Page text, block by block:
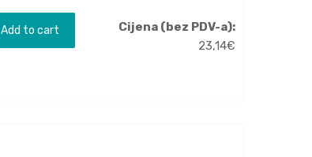
Add to cart
Cijena (bez PDV-a):
23,14€